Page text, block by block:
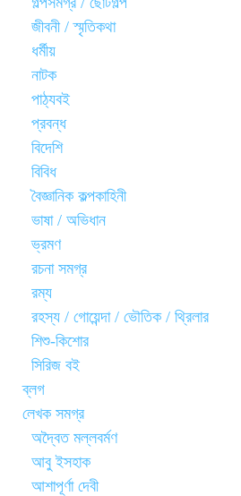
জীবনী / স্মৃতিকথা
ধর্মীয়
নাটক
পাঠ্যবই
প্রবন্ধ
বিদেশি
বিবিধ
বৈজ্ঞানিক কল্পকাহিনী
ভাষা / অভিধান
ভ্রমণ
রচনা সমগ্র
রম্য
রহস্য / গোয়েন্দা / ভৌতিক / থ্রিলার
শিশু-কিশোর
সিরিজ বই
ব্লগ
লেখক সমগ্র
অদ্বৈত মল্লবর্মণ
আবু ইসহাক
আশাপূর্ণা দেবী